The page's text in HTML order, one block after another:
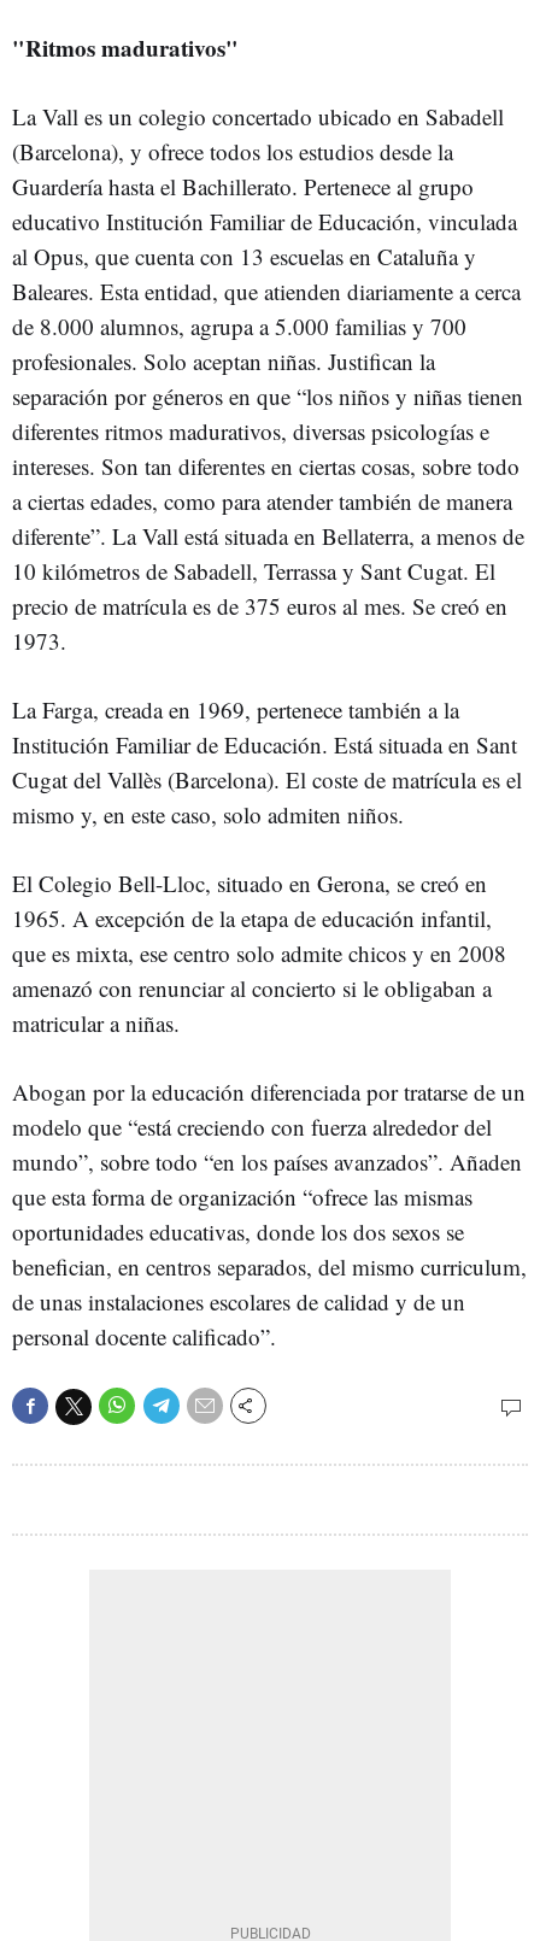
"Ritmos madurativos"
La Vall es un colegio concertado ubicado en Sabadell
(Barcelona), y ofrece todos los estudios desde la
Guardería hasta el Bachillerato. Pertenece al grupo
educativo Institución Familiar de Educación, vinculada
al Opus, que cuenta con 13 escuelas en Cataluña y
Baleares. Esta entidad, que atienden diariamente a cerca
de 8.000 alumnos, agrupa a 5.000 familias y 700
profesionales. Solo aceptan niñas. Justifican la
separación por géneros en que “los niños y niñas tienen
diferentes ritmos madurativos, diversas psicologías e
intereses. Son tan diferentes en ciertas cosas, sobre todo
a ciertas edades, como para atender también de manera
diferente”. La Vall está situada en Bellaterra, a menos de
10 kilómetros de Sabadell, Terrassa y Sant Cugat. El
precio de matrícula es de 375 euros al mes. Se creó en
1973.
La Farga, creada en 1969, pertenece también a la
Institución Familiar de Educación. Está situada en Sant
Cugat del Vallès (Barcelona). El coste de matrícula es el
mismo y, en este caso, solo admiten niños.
El Colegio Bell-Lloc, situado en Gerona, se creó en
1965. A excepción de la etapa de educación infantil,
que es mixta, ese centro solo admite chicos y en 2008
amenazó con renunciar al concierto si le obligaban a
matricular a niñas.
Abogan por la educación diferenciada por tratarse de un
modelo que “está creciendo con fuerza alrededor del
mundo”, sobre todo “en los países avanzados”. Añaden
que esta forma de organización “ofrece las mismas
oportunidades educativas, donde los dos sexos se
benefician, en centros separados, del mismo curriculum,
de unas instalaciones escolares de calidad y de un
personal docente calificado”.